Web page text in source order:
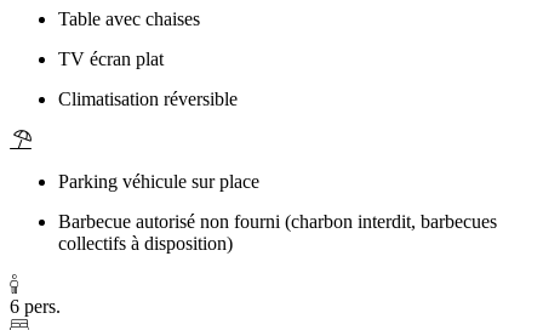
Table avec chaises
TV écran plat
Climatisation réversible
Parking véhicule sur place
Barbecue autorisé non fourni (charbon interdit, barbecues
collectifs à disposition)
6 pers.